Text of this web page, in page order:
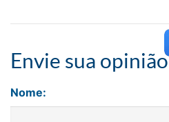
Envie sua opinião
Nome: